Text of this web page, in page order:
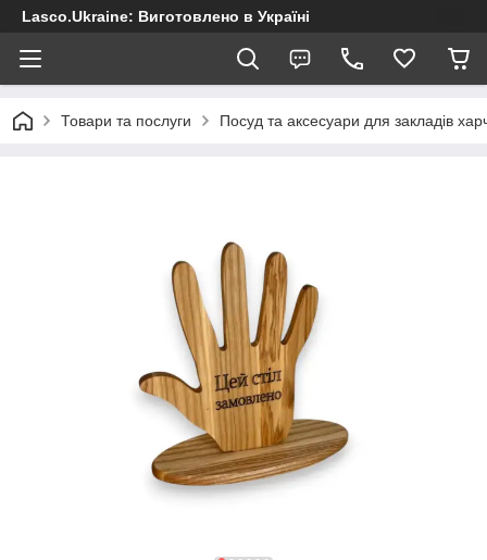
Lasco.Ukraine: Виготовлено в Україні
Товари та послуги Посуд та аксесуари для закладів